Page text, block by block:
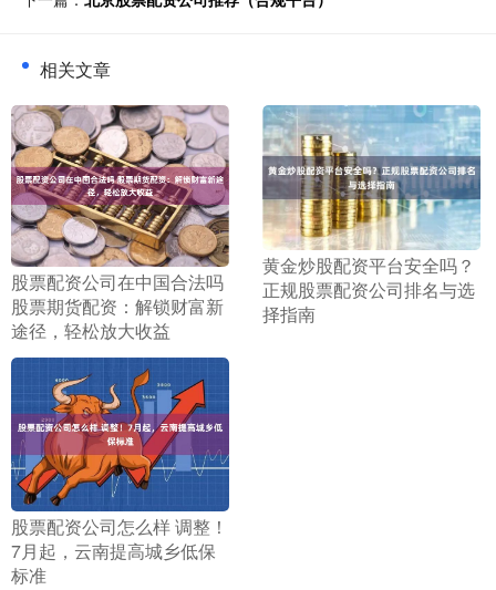
相关文章
​股票配资公司在中国合法吗
股票期货配资：解锁财富新
途径，轻松放大收益
​黄金炒股配资平台安全吗？
正规股票配资公司排名与选
择指南
​股票配资公司怎么样 调整！
7月起，云南提高城乡低保
标准